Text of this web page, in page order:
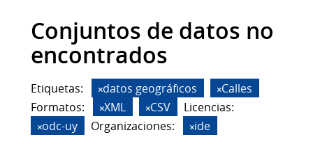
Conjuntos de datos no
encontrados
Etiquetas: datos geográficos
Calles
Formatos:
XML CSV
Licencias:
odc-uy
Organizaciones: ide